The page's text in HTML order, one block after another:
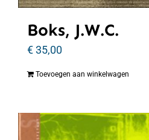
Boks, J.W.C.
€35,00
Toevoegen aan winkelwagen